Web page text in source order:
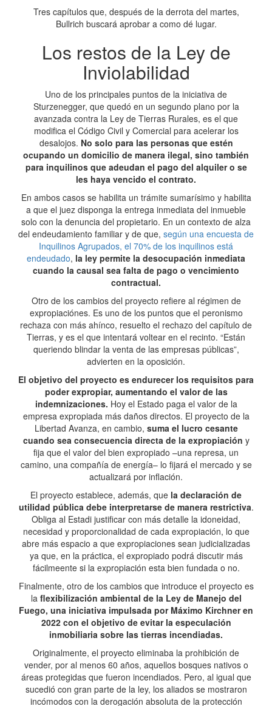
Tres capítulos que, después de la derrota del martes,
Bullrich buscará aprobar a como dé lugar.
Los restos de la Ley de
Inviolabilidad
Uno de los principales puntos de la iniciativa de
Sturzenegger, que quedó en un segundo plano por la
avanzada contra la Ley de Tierras Rurales, es el que
modifica el Código Civil y Comercial para acelerar los
desalojos. No solo para las personas que estén
ocupando un domicilio de manera ilegal, sino también
para inquilinos que adeudan el pago del alquiler o se
les haya vencido el contrato.
En ambos casos se habilita un trámite sumarísimo y habilita
a que el juez disponga la entrega inmediata del inmueble
solo con la denuncia del propietario. En un contexto de alza
del endeudamiento familiar y de que, según una encuesta de
Inquilinos Agrupados, el 70% de los inquilinos está
endeudado, la ley permite la desocupación inmediata
cuando la causal sea falta de pago o vencimiento
contractual.
Otro de los cambios del proyecto refiere al régimen de
expropiaciónes. Es uno de los puntos que el peronismo
rechaza con más ahínco, resuelto el rechazo del capítulo de
Tierras, y es el que intentará voltear en el recinto. “Están
queriendo blindar la venta de las empresas públicas”,
advierten en la oposición.
El objetivo del proyecto es endurecer los requisitos para
poder expropiar, aumentando el valor de las
indemnizaciones. Hoy el Estado paga el valor de la
empresa expropiada más daños directos. El proyecto de la
Libertad Avanza, en cambio, suma el lucro cesante
cuando sea consecuencia directa de la expropiación y
fija que el valor del bien expropiado –una represa, un
camino, una compañía de energía– lo fijará el mercado y se
actualizará por inflación.
El proyecto establece, además, que la declaración de
utilidad pública debe interpretarse de manera restrictiva.
Obliga al Estadi justificar con más detalle la idoneidad,
necesidad y proporcionalidad de cada expropiación, lo que
abre más espacio a que expropiaciones sean judicializadas
ya que, en la práctica, el expropiado podrá discutir más
fácilmeente si la expropiación esta bien fundada o no.
Finalmente, otro de los cambios que introduce el proyecto es
la flexibilización ambiental de la Ley de Manejo del
Fuego, una iniciativa impulsada por Máximo Kirchner en
2022 con el objetivo de evitar la especulación
inmobiliaria sobre las tierras incendiadas.
Originalmente, el proyecto eliminaba la prohibición de
vender, por al menos 60 años, aquellos bosques nativos o
áreas protegidas que fueron incendiados. Pero, al igual que
sucedió con gran parte de la ley, los aliados se mostraron
incómodos con la derogación absoluta de la protección